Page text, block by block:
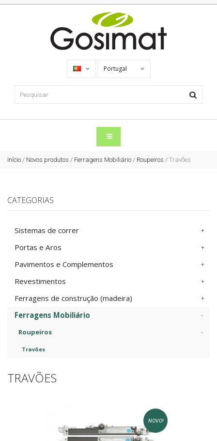
Portugal
Início / Novos produtos / Ferragens Mobiliário / Roupeiros / Travões
CATEGORIAS
Sistemas de correr
Portas e Aros
Pavimentos e Complementos
Revestimentos
Ferragens de construção (madeira)
Ferragens Mobiliário
Roupeiros
Travões
TRAVÕES
NOVO!